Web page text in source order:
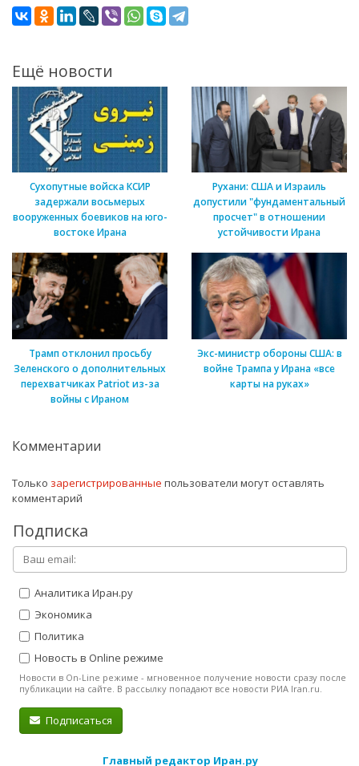
Ещё новости
Сухопутные войска КСИР
задержали восьмерых
вооруженных боевиков на юго-
востоке Ирана
Рухани: США и Израиль
допустили "фундаментальный
просчет" в отношении
устойчивости Ирана
Трамп отклонил просьбу
Зеленского о дополнительных
перехватчиках Patriot из-за
войны с Ираном
Экс-министр обороны США: в
войне Трампа у Ирана «все
карты на руках»
Комментарии
Только зарегистрированные пользователи могут оставлять
комментарий
Подписка
Аналитика Иран.ру
Экономика
Политика
Новость в Online режиме
Новости в On-Line режиме - мгновенное получение новости сразу после
публикации на сайте. В рассылку попадают все новости РИА Iran.ru.
Подписаться
Главный редактор Иран.ру